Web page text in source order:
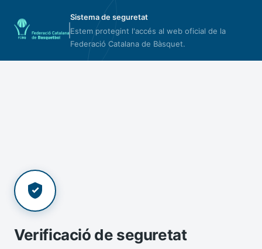
Sistema de seguretat
Estem protegint l'accés al web oficial de la
Federació Catalana de Bàsquet.
Verificació de seguretat